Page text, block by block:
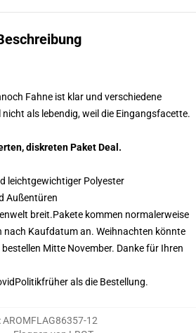
Fahne ist klar und verschiedene
als lebendig, weil die Eingangsfacette.
diskreten Paket Deal.
leichtgewichtiger Polyester
Außentüren
breit.Pakete kommen normalerweise
nach Kaufdatum an. Weihnachten könnte
Mitte November. Danke für Ihren
Politikfrüher als die Bestellung.
AROMFLAG86357-12